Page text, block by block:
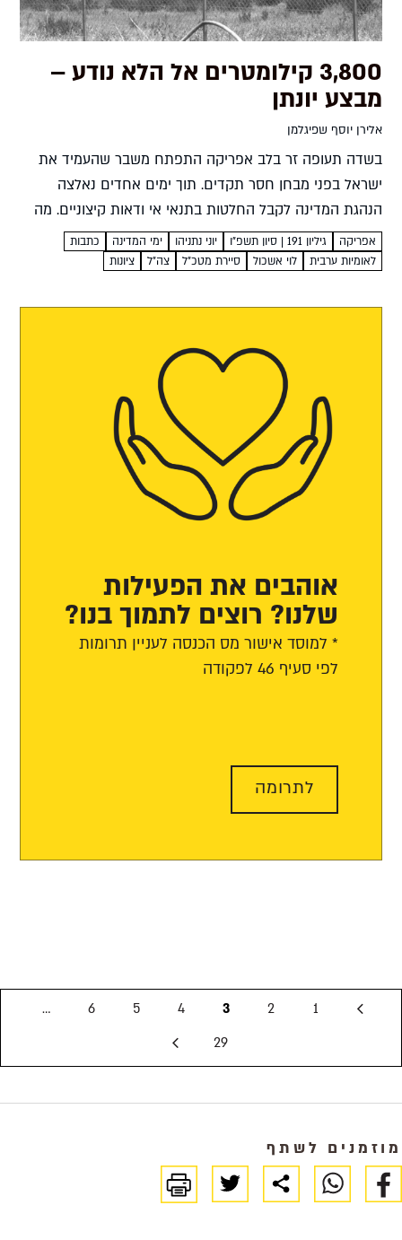
3,800 קילומטרים אל הלא נודע –
מבצע יונתן
אלירן יוסף שפיגלמן
בשדה תעופה זר בלב אפריקה התפתח משבר שהעמיד את
ישראל בפני מבחן חסר תקדים. תוך ימים אחדים נאלצה
הנהגת המדינה לקבל החלטות בתנאי אי ודאות קיצוניים. מה
שהתרחש בפועל הפך לאחד המבצעים הנועזים בתולדותיה
אלירן...
אפריקה גיליון 191 | סיון תשפ"ו יוני נתניהו ימי המדינה
כתבות
לאומיות ערבית
לוי אשכול סיירת מטכ"ל צה"ל ציונות
אוהבים את הפעילות
שלנו? רוצים לתמוך בנו?
* למוסד אישור מס הכנסה לעניין תרומות
לפי סעיף 46 לפקודה
לתרומה
1
2
3
4
5
6
…
29
מוזמנים לשתף